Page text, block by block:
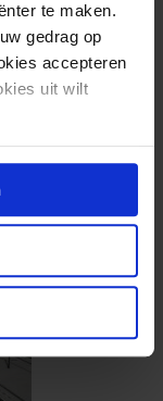
te maken.
gedrag op
accepteren
uit wilt